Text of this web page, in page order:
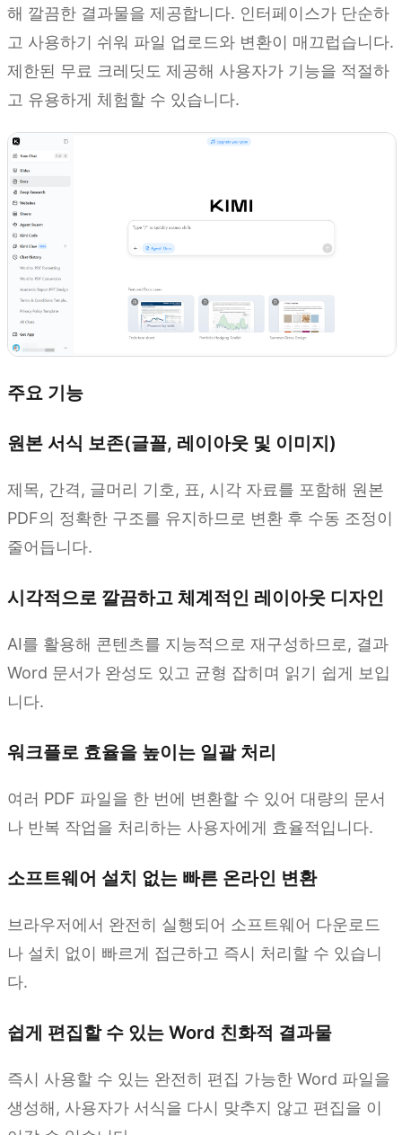
해 깔끔한 결과물을 제공합니다. 인터페이스가 단순하
고 사용하기 쉬워 파일 업로드와 변환이 매끄럽습니다.
제한된 무료 크레딧도 제공해 사용자가 기능을 적절하
고 유용하게 체험할 수 있습니다.
주요 기능
원본 서식 보존(글꼴, 레이아웃 및 이미지)
제목, 간격, 글머리 기호, 표, 시각 자료를 포함해 원본
PDF의 정확한 구조를 유지하므로 변환 후 수동 조정이
줄어듭니다.
시각적으로 깔끔하고 체계적인 레이아웃 디자인
AI를 활용해 콘텐츠를 지능적으로 재구성하므로, 결과
Word 문서가 완성도 있고 균형 잡히며 읽기 쉽게 보입
니다.
워크플로 효율을 높이는 일괄 처리
여러 PDF 파일을 한 번에 변환할 수 있어 대량의 문서
나 반복 작업을 처리하는 사용자에게 효율적입니다.
소프트웨어 설치 없는 빠른 온라인 변환
브라우저에서 완전히 실행되어 소프트웨어 다운로드
나 설치 없이 빠르게 접근하고 즉시 처리할 수 있습니
다.
쉽게 편집할 수 있는 Word 친화적 결과물
즉시 사용할 수 있는 완전히 편집 가능한 Word 파일을
생성해, 사용자가 서식을 다시 맞추지 않고 편집을 이